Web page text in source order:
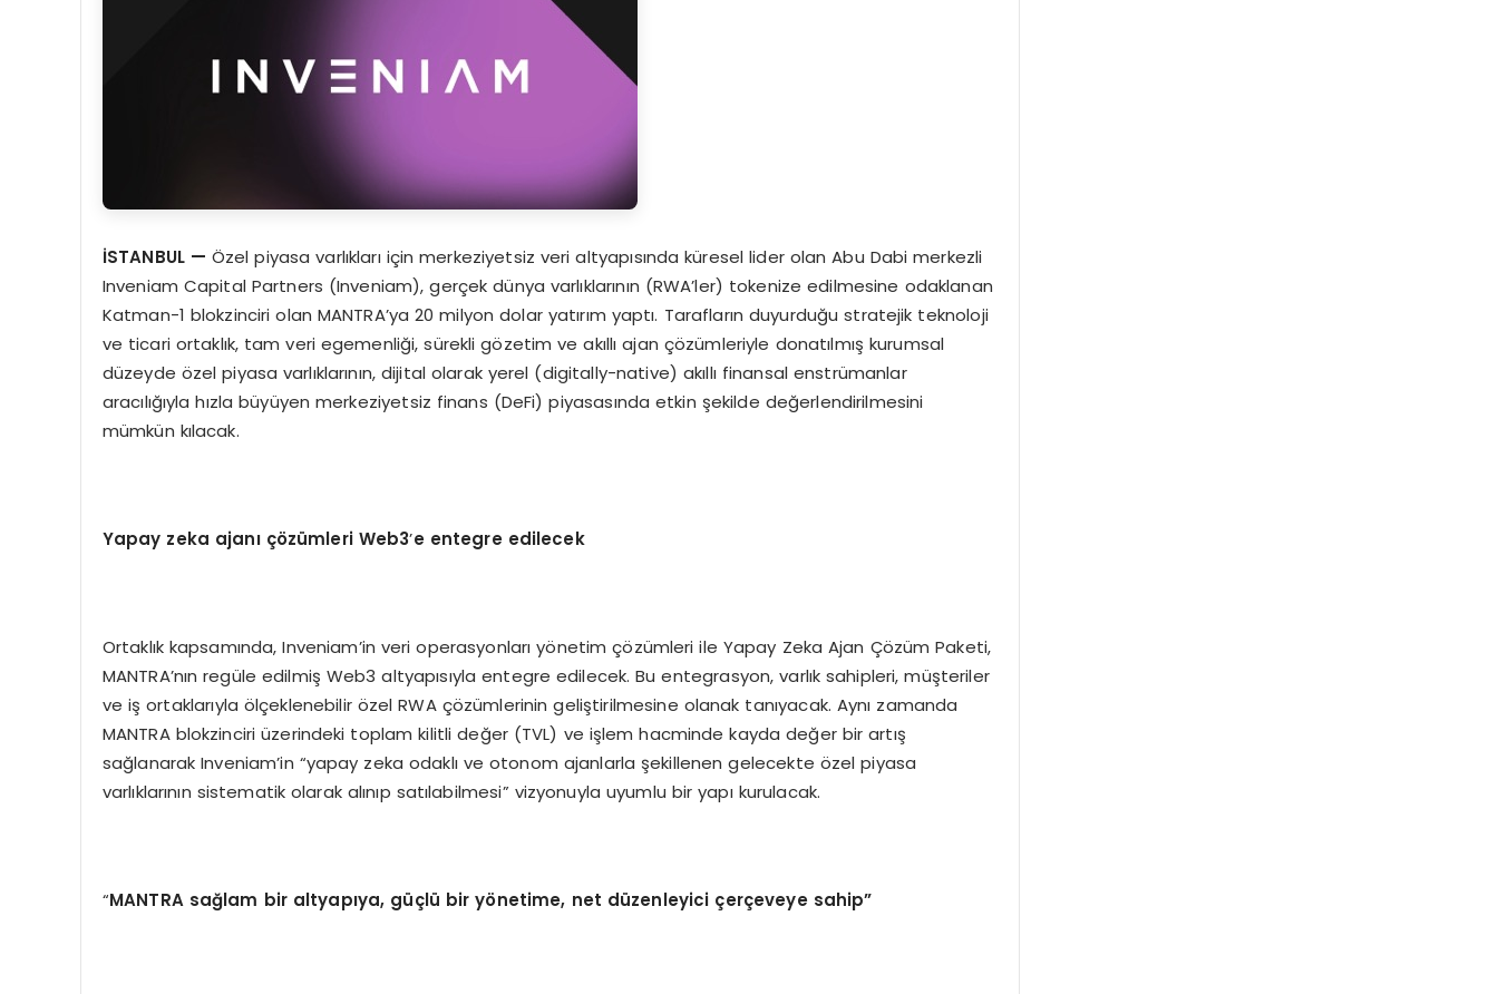
İSTANBUL — Özel piyasa varlıkları için merkeziyetsiz veri altyapısında küresel lider olan Abu Dabi merkezli
Inveniam Capital Partners (Inveniam), gerçek dünya varlıklarının (RWA’ler) tokenize edilmesine odaklanan
Katman-1 blokzinciri olan MANTRA’ya 20 milyon dolar yatırım yaptı. Tarafların duyurduğu stratejik teknoloji
ve ticari ortaklık, tam veri egemenliği, sürekli gözetim ve akıllı ajan çözümleriyle donatılmış kurumsal
düzeyde özel piyasa varlıklarının, dijital olarak yerel (digitally-native) akıllı finansal enstrümanlar
aracılığıyla hızla büyüyen merkeziyetsiz finans (DeFi) piyasasında etkin şekilde değerlendirilmesini
mümkün kılacak.
Yapay zeka ajanı çözümleri Web3’e entegre edilecek
Ortaklık kapsamında, Inveniam’in veri operasyonları yönetim çözümleri ile Yapay Zeka Ajan Çözüm Paketi,
MANTRA’nın regüle edilmiş Web3 altyapısıyla entegre edilecek. Bu entegrasyon, varlık sahipleri, müşteriler
ve iş ortaklarıyla ölçeklenebilir özel RWA çözümlerinin geliştirilmesine olanak tanıyacak. Aynı zamanda
MANTRA blokzinciri üzerindeki toplam kilitli değer (TVL) ve işlem hacminde kayda değer bir artış
sağlanarak Inveniam’in “yapay zeka odaklı ve otonom ajanlarla şekillenen gelecekte özel piyasa
varlıklarının sistematik olarak alınıp satılabilmesi” vizyonuyla uyumlu bir yapı kurulacak.
“MANTRA sağlam bir altyapıya, güçlü bir yönetime, net düzenleyici çerçeveye sahip”